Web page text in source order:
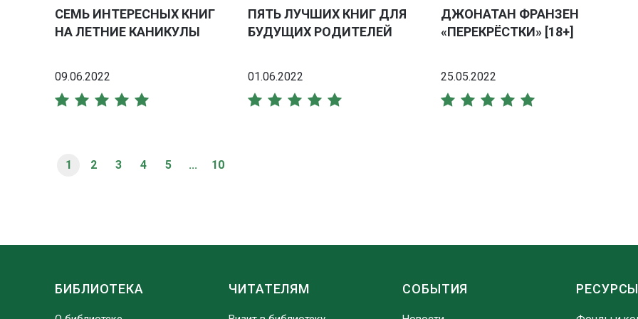
СЕМЬ ИНТЕРЕСНЫХ КНИГ
НА ЛЕТНИЕ КАНИКУЛЫ
09.06.2022
ПЯТЬ ЛУЧШИХ КНИГ ДЛЯ
БУДУЩИХ РОДИТЕЛЕЙ
01.06.2022
ДЖОНАТАН ФРАНЗЕН
«ПЕРЕКРЁСТКИ» [18+]
25.05.2022
1 2 3 4 5 ... 10
БИБЛИОТЕКА ЧИТАТЕЛЯМ СОБЫТИЯ РЕСУРСЫ